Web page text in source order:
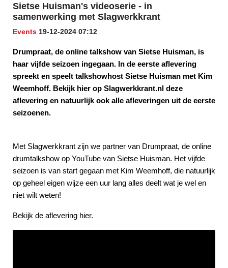
Sietse Huisman's videoserie - in
samenwerking met Slagwerkkrant
Events 19-12-2024 07:12
Drumpraat, de online talkshow van Sietse Huisman, is
haar vijfde seizoen ingegaan. In de eerste aflevering
spreekt en speelt talkshowhost Sietse Huisman met Kim
Weemhoff. Bekijk hier op Slagwerkkrant.nl deze
aflevering en natuurlijk ook alle afleveringen uit de eerste
seizoenen.
Met Slagwerkkrant zijn we partner van Drumpraat, de online
drumtalkshow op YouTube van Sietse Huisman. Het vijfde
seizoen is van start gegaan met Kim Weemhoff, die natuurlijk
op geheel eigen wijze een uur lang alles deelt wat je wel en
niet wilt weten!
Bekijk de aflevering hier.